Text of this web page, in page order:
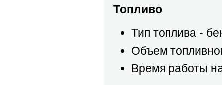
Топливо
Тип топлива -
Объем
Время работы